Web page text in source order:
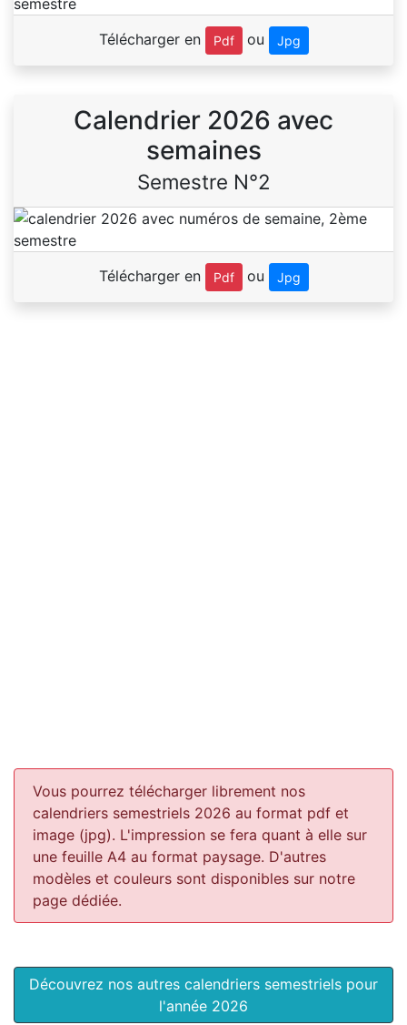
Télécharger en Pdf ou Jpg
Calendrier 2026 avec
semaines
Semestre N°2
Télécharger en Pdf ou Jpg
Vous pourrez télécharger librement nos
calendriers semestriels 2026 au format pdf et
image (jpg). L'impression se fera quant à elle sur
une feuille A4 au format paysage. D'autres
modèles et couleurs sont disponibles sur notre
page dédiée.
Découvrez nos autres calendriers semestriels pour
l'année 2026